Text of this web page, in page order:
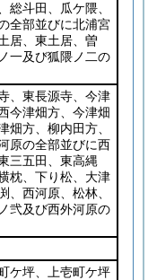
総斗田、瓜ケ隈、
全部並びに北浦宮
居、東土居、曽
一及び狐隈ノ二の
、東長源寺、今津
今津畑方、今津畑
畑方、柳内田方、
原の全部並びに西
三五田、東高縄
枕、下り松、大津
、西河原、松林、
弐及び西外河原の
ケ坪、上壱町ケ坪